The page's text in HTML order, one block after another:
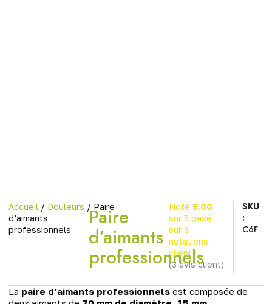
Accueil / Douleurs / Paire
d’aimants
professionnels
Paire
d’aimants
professionnels
Noté 5.00
sur 5 basé
sur 3
notations
client
(3 avis client)
SKU
:
C6F
La paire d’aimants professionnels est composée de